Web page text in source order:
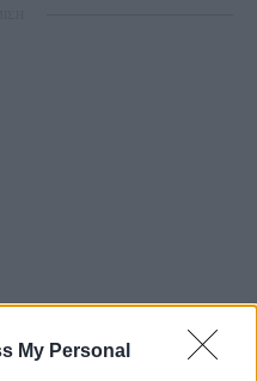
My Personal